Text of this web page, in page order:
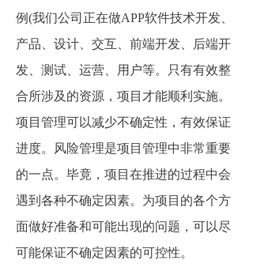
例(我们公司正在做APP软件技术开发、
产品、设计、交互、前端开发、后端开
发、测试、运营、用户等。只有有效整
合所涉及的资源，项目才能顺利实施。
项目管理可以减少不确定性，有效保证
进度。风险管理是项目管理中非常重要
的一点。毕竟，项目在推进的过程中会
遇到各种不确定因素。为项目的各个方
面做好准备和可能出现的问题，可以尽
可能保证不确定因素的可控性。